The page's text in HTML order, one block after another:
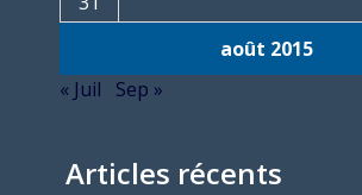
août 2015
« Juil Sep »
Articles récents